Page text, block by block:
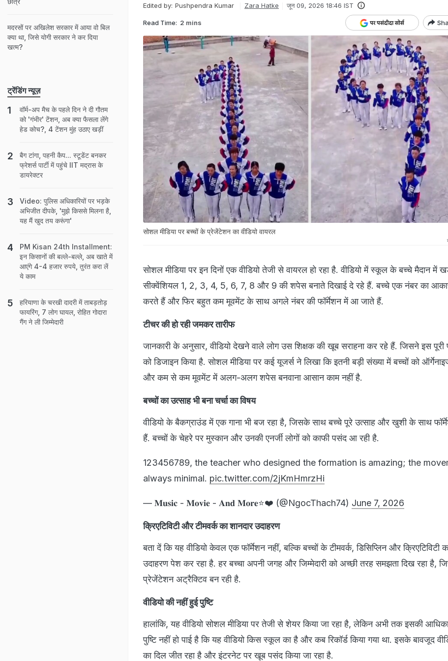
Edited by: Pushpendra Kumar Zara Hatke जून 09, 2026 18:46 IST
Read Time: 2 mins
सोशल मीडिया पर बच्चों के प्रेजेंटेशन का वीडियो वायरल
सोशल मीडिया पर इन दिनों एक वीडियो तेजी से वायरल हो रहा है. वीडियो में स्कूल के बच्चे मैदान में
सीक्वेंशियल 1, 2, 3, 4, 5, 6, 7, 8 और 9 की शपेस बनाते दिखाई दे रहे हैं. बच्चे एक नंबर का
करते हैं और फिर बहुत कम मूवमेंट के साथ अगले नंबर की फॉर्मेशन में आ जाते हैं.
टीचर की हो रही जमकर तारीफ
जानकारी के अनुसार, वीडियो देखने वाले लोग उस शिक्षक की खूब सराहना कर रहे हैं. जिसने इस पूरी
को डिजाइन किया है. सोशल मीडिया पर कई यूजर्स ने लिखा कि इतनी बड़ी संख्या में बच्चों को
और कम से कम मूवमेंट में अलग-अलग शपेस बनवाना आसान काम नहीं है.
बच्चों का उत्साह भी बना चर्चा का विषय
वीडियो के बैकग्राउंड में एक गाना भी बज रहा है, जिसके साथ बच्चे पूरे उत्साह और खुशी के साथ
हैं. बच्चों के चेहरे पर मुस्कान और उनकी एनर्जी लोगों को काफी पसंद आ रही है.
123456789, the teacher who designed the formation is amazing; the
always minimal. pic.twitter.com/2jKmHmrzHi
— 𝐌𝐮𝐬𝐢𝐜 - 𝐌𝐨𝐯𝐢𝐞 - 𝐀𝐧𝐝 𝐌𝐨𝐫𝐞⭐️❤️ (@NgocThach74) June 7, 2026
क्रिएटिविटी और टीमवर्क का शानदार उदाहरण
बता दें कि यह वीडियो केवल एक फॉर्मेशन नहीं, बल्कि बच्चों के टीमवर्क, डिसिप्लिन और क्रिएटिविटी
उदाहरण पेश कर रहा है. हर बच्चा अपनी जगह और जिम्मेदारी को अच्छी तरह समझता दिख रहा है,
प्रेजेंटेशन अट्रैक्टिव बन रही है.
वीडियो की नहीं हुई पुष्टि
हालांकि, यह वीडियो सोशल मीडिया पर तेजी से शेयर किया जा रहा है, लेकिन अभी तक इसकी
पुष्टि नहीं हो पाई है कि यह वीडियो किस स्कूल का है और कब रिकॉर्ड किया गया था. इसके बावजूद
का दिल जीत रहा है और इंटरनेट पर खूब पसंद किया जा रहा है.
मदरसों पर अखिलेश सरकार में आया वो बिल
क्या था, जिसे योगी सरकार ने कर दिया
खत्म?
ट्रेंडिंग न्यूज़
वॉर्म-अप मैच के पहले दिन ने दी गौतम
को 'गंभीर' टेंशन, अब क्या फैसला लेंगे
हेड कोच?, 4 टेंशन मुंह उठाए खड़ीं
बैग टांगा, पहनी कैप... स्टूडेंट बनकर
फ्रेशर्स पार्टी में पहुंचे IIT मद्रास के
डायरेक्टर
Video: पुलिस अधिकारियों पर भड़के
अभिजीत दीपके, 'मुझे किससे मिलना है,
यह मैं खुद तय करूंगा'
PM Kisan 24th Installment:
इन किसानों की बल्ले-बल्ले, अब खाते में
आएंगे 4-4 हजार रुपये, तुरंत करा लें
ये काम
हरियाणा के चरखी दादरी में ताबड़तोड़
फायरिंग, 7 लोग घायल, रोहित गोदारा
गैंग ने ली जिम्मेदारी